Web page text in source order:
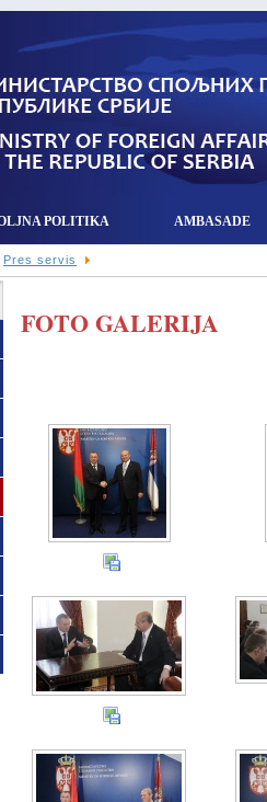
POLITIKA AMBASADE
Pres servis
FOTO GALERIJA